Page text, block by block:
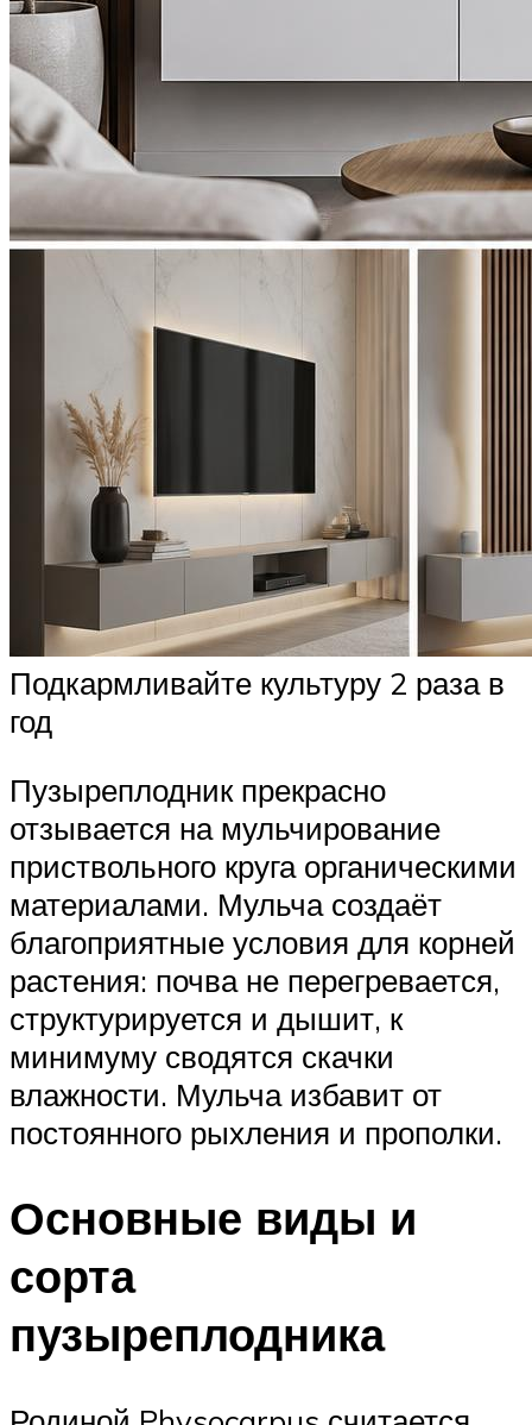
Подкармливайте культуру 2 раза в
год
Пузыреплодник прекрасно
отзывается на мульчирование
приствольного круга органическими
материалами. Мульча создаёт
благоприятные условия для корней
растения: почва не перегревается,
структурируется и дышит, к
минимуму сводятся скачки
влажности. Мульча избавит от
постоянного рыхления и прополки.
Основные виды и
сорта
пузыреплодника